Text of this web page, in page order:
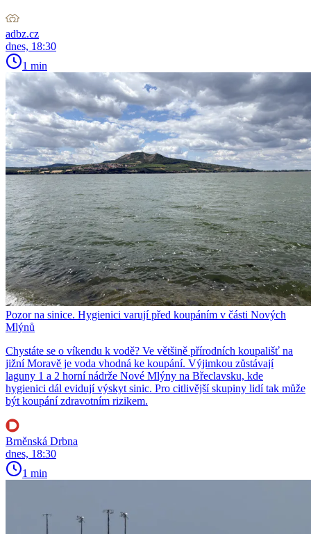
adbz.cz
dnes, 18:30
1 min
Pozor na sinice. Hygienici varují před koupáním v části Nových
Mlýnů
Chystáte se o víkendu k vodě? Ve většině přírodních koupališť na
jižní Moravě je voda vhodná ke koupání. Výjimkou zůstávají
laguny 1 a 2 horní nádrže Nové Mlýny na Břeclavsku, kde
hygienici dál evidují výskyt sinic. Pro citlivější skupiny lidí tak může
být koupání zdravotním rizikem.
Brněnská Drbna
dnes, 18:30
1 min